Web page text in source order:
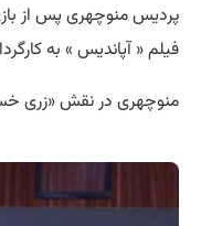
پردیس منوچهری پس از
فیلم « آپاندیس » به
منوچهری در نقش «زری